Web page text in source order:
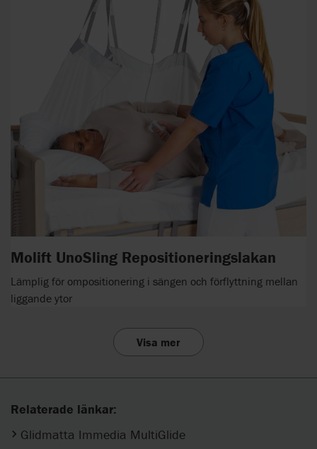
Molift UnoSling Repositioneringslakan
Lämplig för ompositionering i sängen och förflyttning mellan
liggande ytor
Visa mer
Relaterade länkar:
Glidmatta Immedia MultiGlide